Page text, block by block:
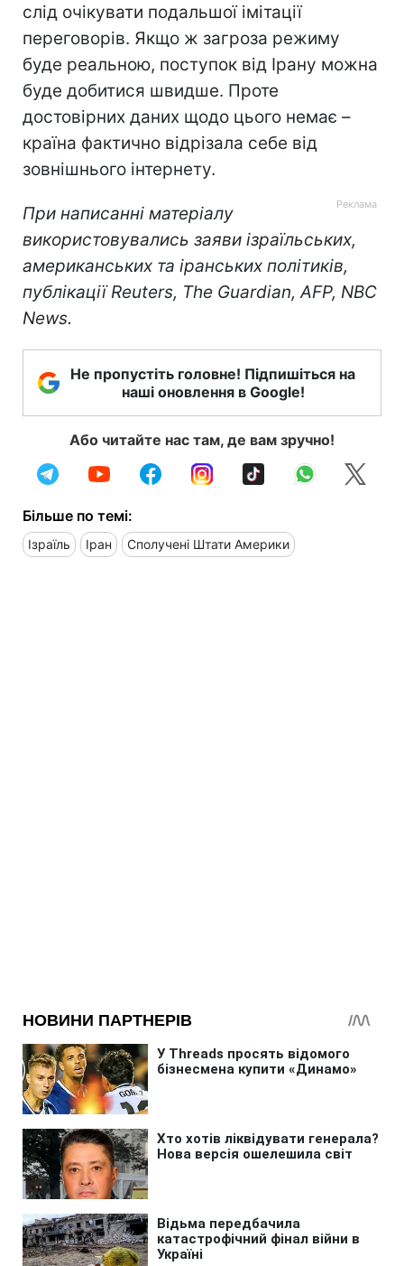
слід очікувати подальшої імітації
переговорів. Якщо ж загроза режиму
буде реальною, поступок від Ірану можна
буде добитися швидше. Проте
достовірних даних щодо цього немає –
країна фактично відрізала себе від
зовнішнього інтернету.
При написанні матеріалу
використовувались заяви ізраїльських,
американських та іранських політиків,
публікації Reuters, The Guardian, AFP, NBC
News.
Не пропустіть головне! Підпишіться на
наші оновлення в Google!
Або читайте нас там, де вам зручно!
Більше по темі:
Ізраїль Іран Сполучені Штати Америки